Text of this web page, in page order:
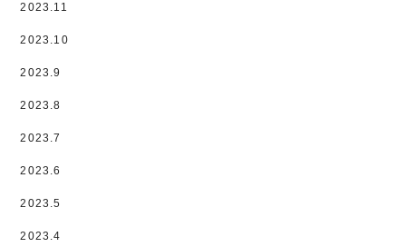
2023.11
2023.10
2023.9
2023.8
2023.7
2023.6
2023.5
2023.4